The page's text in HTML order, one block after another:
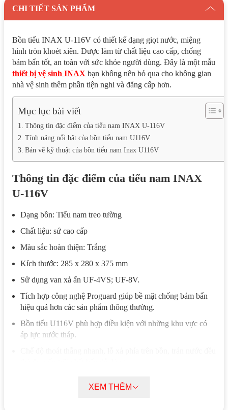
CHI TIẾT SẢN PHẨM
Bồn tiểu INAX U-116V có thiết kế dạng giọt nước, miệng
hình tròn khoét xiên. Được làm từ chất liệu cao cấp, chống
bám bẩn tốt, an toàn với sức khỏe người dùng. Đây là một mẫu
thiết bị vệ sinh INAX bạn không nên bỏ qua cho không gian
nhà vệ sinh thêm phần tiện nghi và đẳng cấp hơn.
Mục lục bài viết
Thông tin đặc điểm của tiểu nam INAX U-116V
Tính năng nổi bật của bồn tiểu nam U116V
Bản vẽ kỹ thuật của bồn tiểu nam Inax U116V
Thông tin đặc điểm của tiểu nam INAX
U-116V
Dạng bồn: Tiểu nam treo tường
Chất liệu: sứ cao cấp
Màu sắc hoàn thiện: Trắng
Kích thước: 285 x 280 x 375 mm
Sử dụng van xả ấn UF-4VS; UF-8V.
Tích hợp công nghệ Proguard giúp bề mặt chống bám bẩn
hiệu quả hơn các sản phẩm thông thường.
Bồn tiểu U116V phù hợp điều kiện với những khu vực có
áp lực nước tháp.
được bán kèm ống thải.XEM THÊM